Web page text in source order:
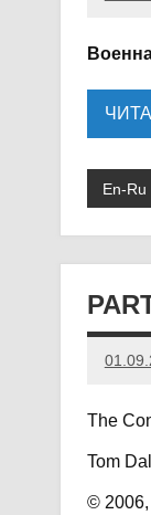
En-Ru
The
Tom
© 2006,